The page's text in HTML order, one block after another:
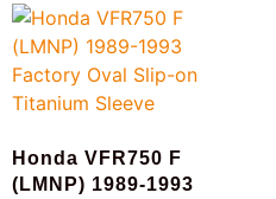
Honda VFR750 F
(LMNP) 1989-1993